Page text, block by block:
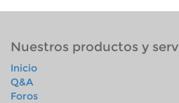
Nuestros productos y
Inicio
Q&A
Foros